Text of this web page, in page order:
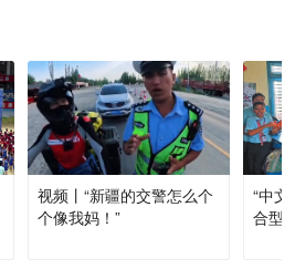
视频丨“新疆的交警怎么个
个像我妈！”
“中
合型